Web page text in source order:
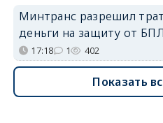
Минтранс разрешил
деньги на защиту от
17:18 1 402
Показать